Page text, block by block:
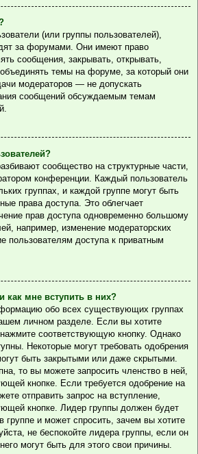
(или группы пользователей),
за форумами. Они имеют право
сообщения, закрывать, открывать,
темы на форуме, за который они
модераторов — не допускать
сообщений обсуждаемым темам
сообщество на структурные части,
конференции. Каждый пользователь
группах, и каждой группе могут быть
права доступа. Это облегчает
прав доступа одновременно большому
например, изменение модераторских
пользователям доступа к приватным
как мне вступить в них?
обо всех существующих группах
личном разделе. Если вы хотите
соответствующую кнопку. Однако
Некоторые могут требовать одобрения
быть закрытыми или даже скрытыми.
то вы можете запросить членство в ней,
кнопке. Если требуется одобрение на
отправить запрос на вступление,
кнопке. Лидер группы должен будет
группе и может спросить, зачем вы хотите
не беспокойте лидера группы, если он
могут быть для этого свои причины.